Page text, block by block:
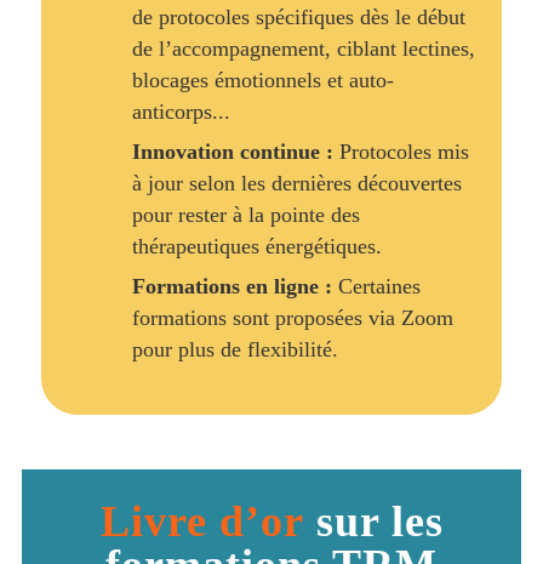
de protocoles spécifiques dès le début
de l’accompagnement, ciblant lectines,
blocages émotionnels et auto-
anticorps...
Innovation continue : Protocoles mis
à jour selon les dernières découvertes
pour rester à la pointe des
thérapeutiques énergétiques.
Formations en ligne : Certaines
formations sont proposées via Zoom
pour plus de flexibilité.
Livre d’or sur les